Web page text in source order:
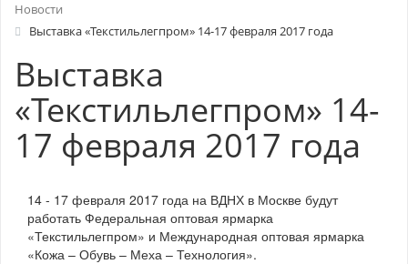
Новости
Выставка «Текстильлегпром» 14-17 февраля 2017 года
Выставка
«Текстильлегпром» 14-
17 февраля 2017 года
14 - 17 февраля 2017 года на ВДНХ в Москве будут
работать Федеральная оптовая ярмарка
«Текстильлегпром» и Международная оптовая ярмарка
«Кожа – Обувь – Меха – Технология».